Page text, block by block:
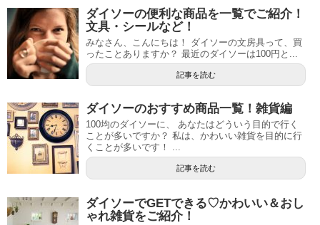
ダイソーの便利な商品を一覧でご紹介！
文具・シールなど！
みなさん、こんにちは！ ダイソーの文房具って、買
ったことありますか？ 最近のダイソーは100円と...
記事を読む
ダイソーのおすすめ商品一覧！雑貨編
100均のダイソーに、 あなたはどういう目的で行く
ことが多いですか？ 私は、かわいい雑貨を目的に行
くことが多いです！ ...
記事を読む
ダイソーでGETできる♡かわいい＆おし
ゃれ雑貨をご紹介！